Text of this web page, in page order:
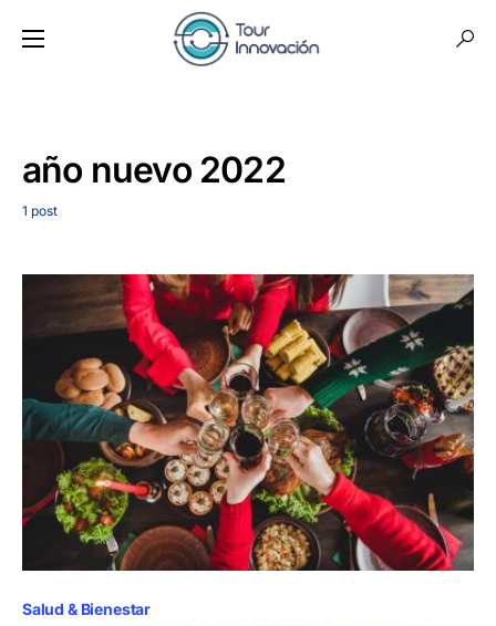
año nuevo 2022
1 post
Salud & Bienestar